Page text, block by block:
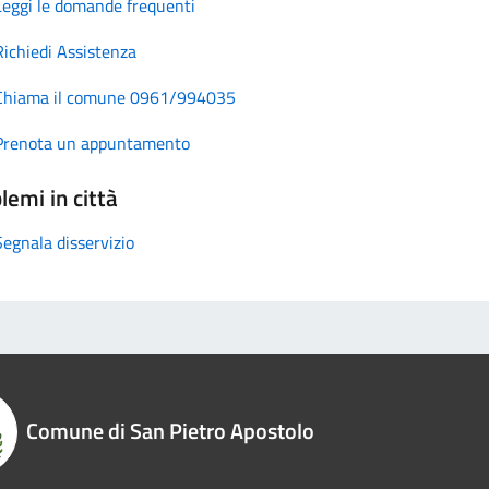
Assistenza
il comune 0961/994035
un appuntamento
in città
disservizio
Comune di San Pietro Apostolo